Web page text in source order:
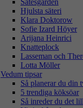
Sätesgården
Hjulsta säteri
Klara Doktorow
Sofie Izard Höyer
Arijana Heinrici
Knatteplock
Lasseman och
Lotta Möller
Vedum tipsar
Så planerar du din
5 trendiga köksöar
Så inreder du det